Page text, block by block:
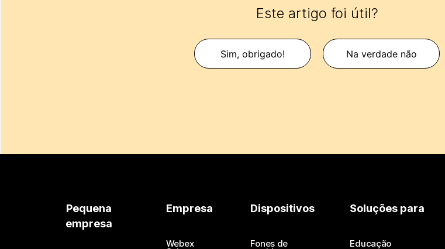
Este artigo foi útil?
Sim, obrigado! Na verdade não
Pequena
empresa
Empresa
Webex
Dispositivos
Fones de
Soluções para
Educação